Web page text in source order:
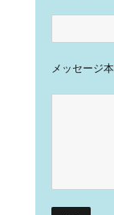
メッセージ